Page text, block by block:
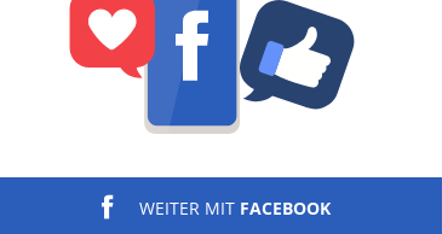
WEITER MIT FACEBOOK